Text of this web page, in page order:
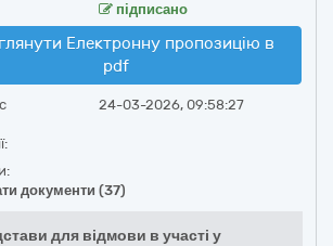
підписано
Електронну пропозицію в
pdf
24-03-2026, 09:58:27
документи (37)
для відмови в участі у